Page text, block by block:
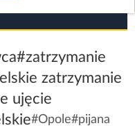
#zatrzymanie
zatrzymanie
ujęcie
#Opole#pijana